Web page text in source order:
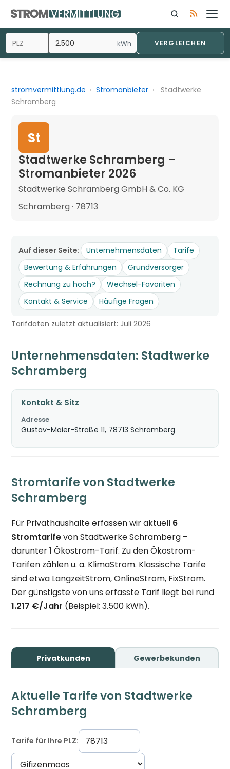
kWh VERGLEICHEN
stromvermittlung.de › Stromanbieter ›
Stadtwerke
Schramberg
St
Stadtwerke Schramberg –
Stromanbieter 2026
Stadtwerke Schramberg GmbH & Co. KG
Schramberg · 78713
Auf dieser Seite: Unternehmensdaten
Tarife
Bewertung & Erfahrungen
Grundversorger
Rechnung zu hoch?
Wechsel-Favoriten
Kontakt & Service
Häufige Fragen
Tarifdaten zuletzt aktualisiert: Juli 2026
Unternehmensdaten: Stadtwerke
Schramberg
Kontakt & Sitz
Adresse
Gustav-Maier-Straße 11, 78713 Schramberg
Stromtarife von Stadtwerke
Schramberg
Für Privathaushalte erfassen wir aktuell 6
Stromtarifevon Stadtwerke Schramberg –
darunter 1 Ökostrom-Tarif. Zu den Ökostrom-
Tarifen zählen u. a. KlimaStrom. Klassische Tarife
sind etwa LangzeitStrom, OnlineStrom, FixStrom.
Der günstigste von uns erfasste Tarif liegt bei rund
1.217 €/Jahr (Beispiel: 3.500 kWh).
Privatkunden Gewerbekunden
Aktuelle Tarife von Stadtwerke
Schramberg
Tarife für Ihre PLZ: